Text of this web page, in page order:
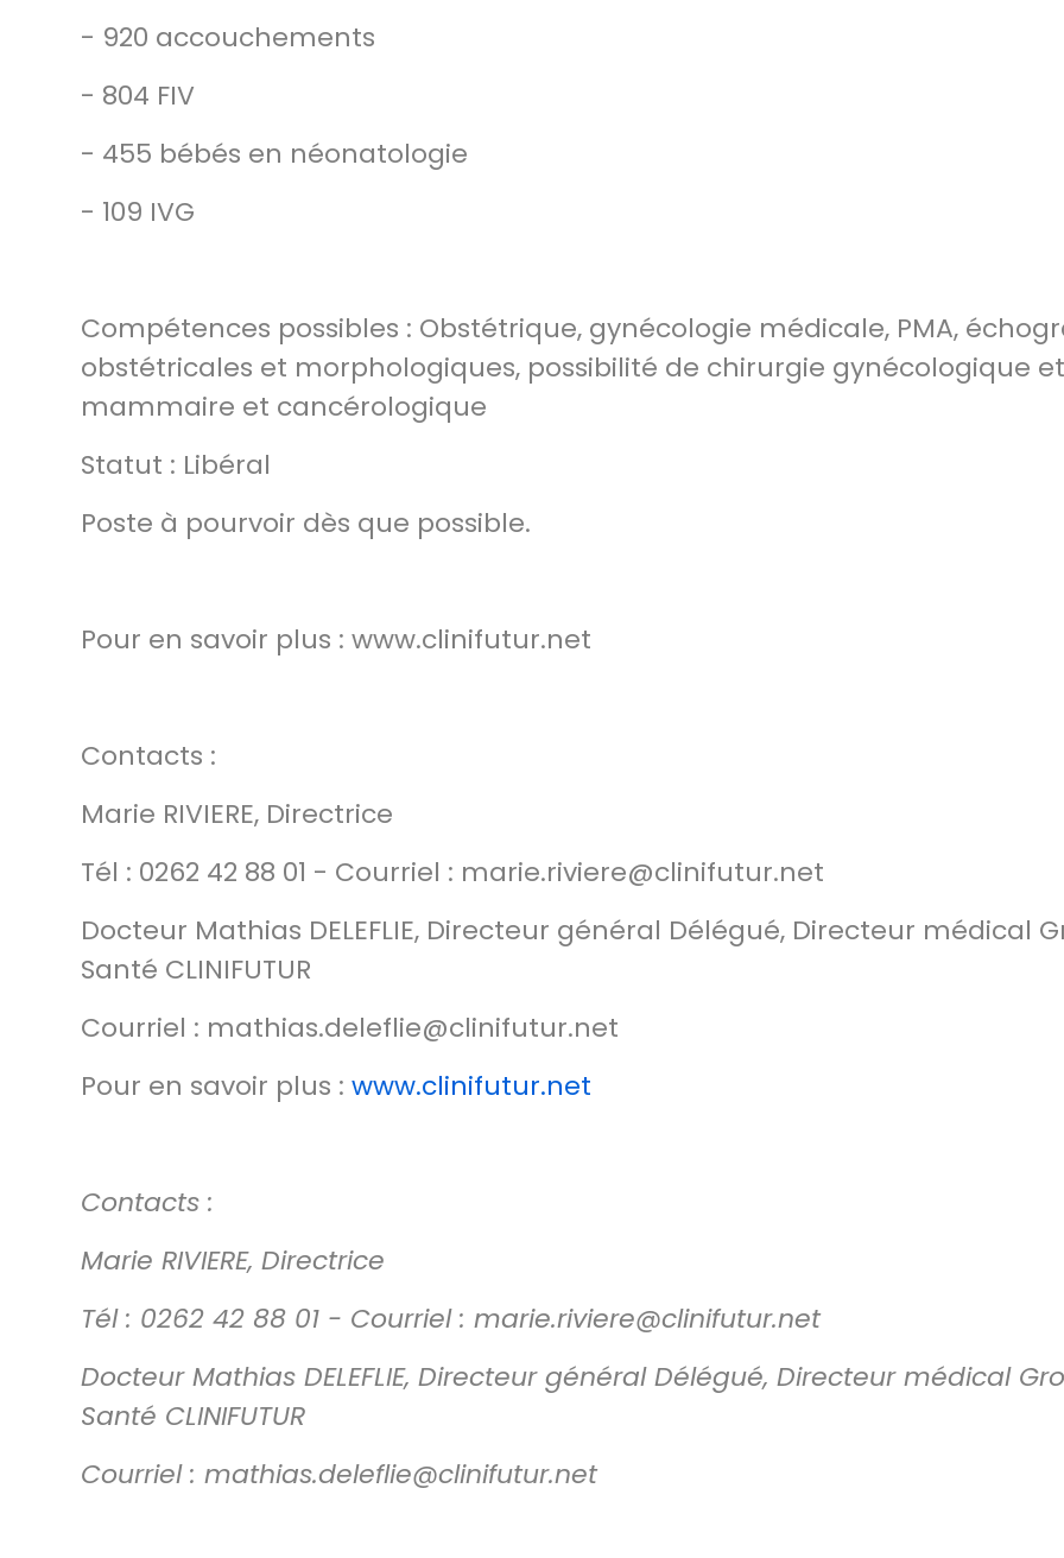
- 920 accouchements
- 804 FIV
- 455 bébés en néonatologie
- 109 IVG
Compétences possibles : Obstétrique, gynécologie médicale, PMA,
obstétricales et morphologiques, possibilité de chirurgie gynécologique et
mammaire et cancérologique
Statut : Libéral
Poste à pourvoir dès que possible.
Pour en savoir plus : www.clinifutur.net
Contacts :
Marie RIVIERE, Directrice
Tél : 0262 42 88 01 - Courriel : marie.riviere@clinifutur.net
Docteur Mathias DELEFLIE, Directeur général Délégué, Directeur médical
Santé CLINIFUTUR
Courriel : mathias.deleflie@clinifutur.net
Pour en savoir plus : www.clinifutur.net
Contacts :
Marie RIVIERE, Directrice
Tél : 0262 42 88 01 - Courriel : marie.riviere@clinifutur.net
Docteur Mathias DELEFLIE, Directeur général Délégué, Directeur médical
Santé CLINIFUTUR
Courriel : mathias.deleflie@clinifutur.net